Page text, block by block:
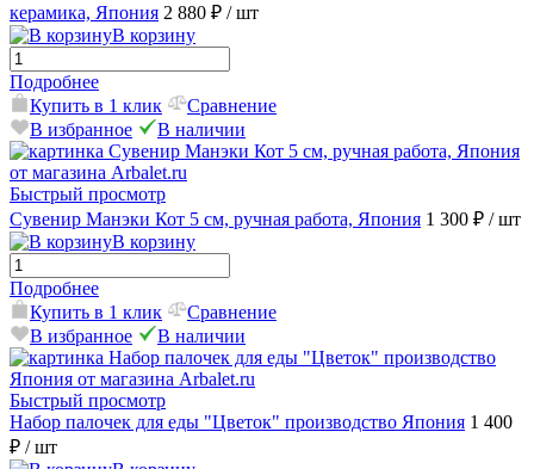
керамика, Япония 2 880 ₽ / шт
В корзину
Подробнее
Купить в 1 клик
Сравнение
В избранное
В наличии
Быстрый просмотр
Сувенир Манэки Кот 5 см, ручная работа, Япония 1 300 ₽ / шт
В корзину
Подробнее
Купить в 1 клик
Сравнение
В избранное
В наличии
Быстрый просмотр
Набор палочек для еды "Цветок" производство Япония 1 400
₽ / шт